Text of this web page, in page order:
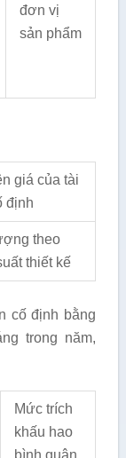
đơn vị
sản phẩm
giá của tài
định
theo
thiết kế
cố định bằng
trong năm,
Mức trích
khấu hao
bình quân